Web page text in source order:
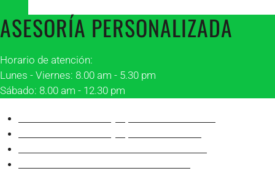
ASESORÍA PERSONALIZADA
Horario de atención:
Lunes - Viernes: 8.00 am - 5.30 pm
Sábado: 8.00 am - 12.30 pm